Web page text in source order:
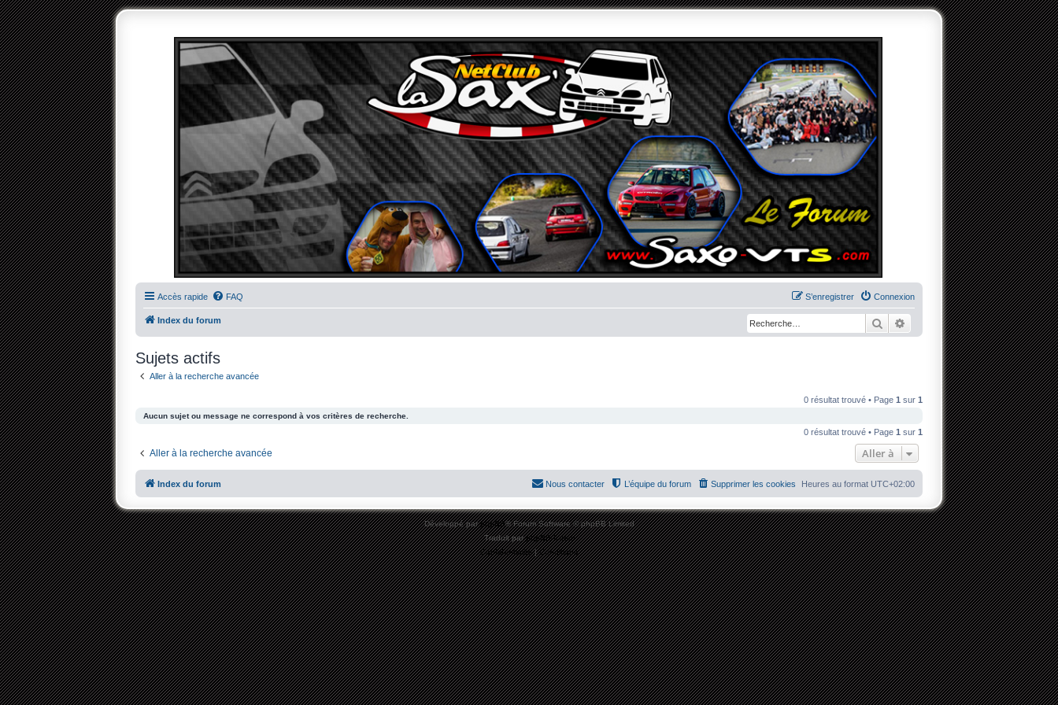
Accès rapide FAQ Connexion
S’enregistrer
Index du forum RechercherRecherche avancée
Sujets actifs
Aller à la recherche avancée
0 résultat trouvé • Page 1 sur 1
Aucun sujet ou message ne correspond à vos critères de recherche.
0 résultat trouvé • Page 1 sur 1
Aller à la recherche avancée Aller à
Index du forum Heures au format UTC+02:00
Supprimer les cookies
L’équipe du forum
Nous contacter
Développé parphpBB® Forum Software © phpBB Limited
Traduit parphpBB-fr.com
Confidentialité|Conditions